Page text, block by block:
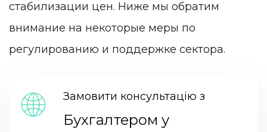
стабилизации цен. Ниже мы обратим
внимание на некоторые меры по
регулированию и поддержке сектора.
Замовити консультацію з
Бухгалтером у